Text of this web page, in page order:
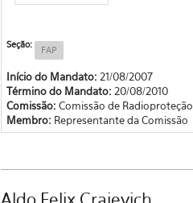
Seção: FAP
Início do Mandato: 21/08/2007
Término do Mandato: 20/08/2010
Comissão:Comissão de Radioproteção
Membro: Representante da Comissão